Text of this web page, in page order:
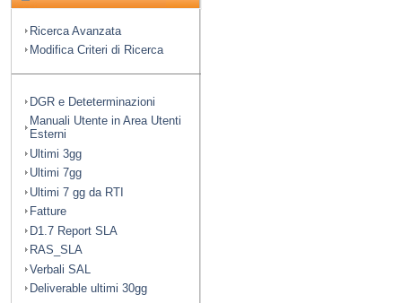
Ricerca Avanzata
Modifica Criteri di Ricerca
DGR e Deteterminazioni
Manuali Utente in Area Utenti
Esterni
Ultimi 3gg
Ultimi 7gg
Ultimi 7 gg da RTI
Fatture
D1.7 Report SLA
RAS_SLA
Verbali SAL
Deliverable ultimi 30gg